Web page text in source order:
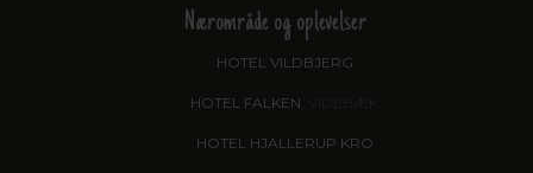
Nærområde og oplevelser
HOTEL VILDBJERG
HOTEL FALKEN
HOTEL HJALLERUP KRO